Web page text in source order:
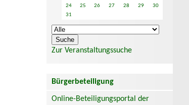
24
25 26 27 28 29
30
31
Zur Veranstaltungssuche
Bürgerbeteiligung
Online-Beteiligungsportal der